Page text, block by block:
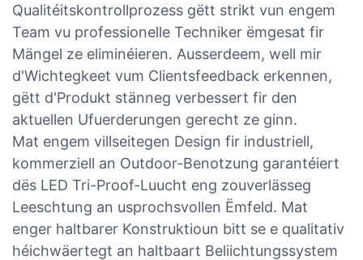
Qualitéitskontrollprozess gëtt strikt vun engem
Team vu professionelle Techniker ëmgesat fir
Mängel ze eliminéieren. Ausserdeem, well mir
d'Wichtegkeet vum Clientsfeedback erkennen,
gëtt d'Produkt stänneg verbessert fir den
aktuellen Ufuerderungen gerecht ze ginn.
Mat engem villseitegen Design fir industriell,
kommerziell an Outdoor-Benotzung garantéiert
dës LED Tri-Proof-Luucht eng zouverlässeg
Leeschtung an usprochsvollen Ëmfeld. Mat
enger haltbarer Konstruktioun bitt se e qualitativ
héichwäertegt an haltbaart Beliichtungssystem